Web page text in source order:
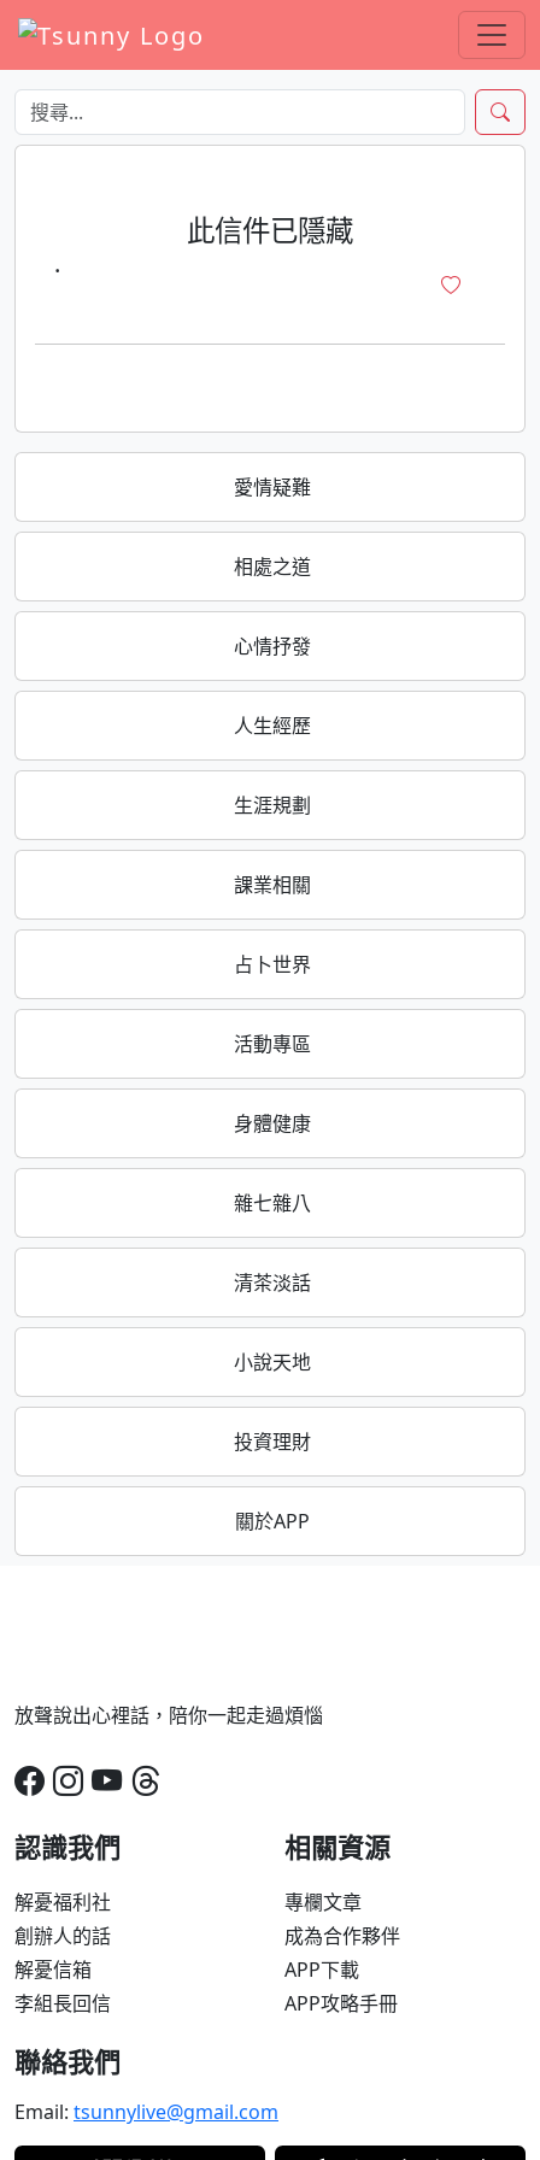
愛情疑難
相處之道
心情抒發
人生經歷
生涯規劃
課業相關
占卜世界
活動專區
身體健康
雜七雜八
清茶淡話
小說天地
投資理財
關於APP
此信件已隱藏
·
放聲說出心裡話，陪你一起走過煩惱
認識我們
解憂福利社
創辦人的話
解憂信箱
李組長回信
相關資源
專欄文章
成為合作夥伴
APP下載
APP攻略手冊
聯絡我們
Email: tsunnylive@gmail.com